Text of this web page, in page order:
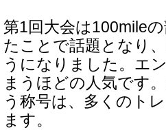
第1回大会は100mile
たことで話題となり
うになりました。エ
まうほどの人気です
う称号は、多くのト
ます。